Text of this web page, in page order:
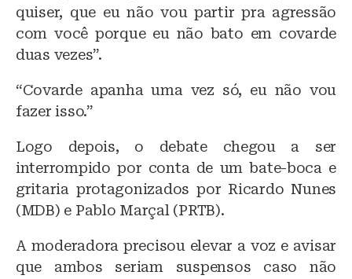
quiser, que eu não vou partir pra agressão
com você porque eu não bato em covarde
duas vezes”.
“Covarde apanha uma vez só, eu não vou
fazer isso.”
Logo depois, o debate chegou a ser
interrompido por conta de um bate-boca e
gritaria protagonizados por Ricardo Nunes
(MDB) e Pablo Marçal (PRTB).
A moderadora precisou elevar a voz e avisar
que ambos seriam suspensos caso não